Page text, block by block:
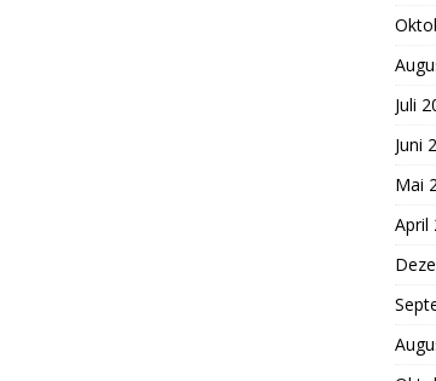
Juli
Juni
Mai
April